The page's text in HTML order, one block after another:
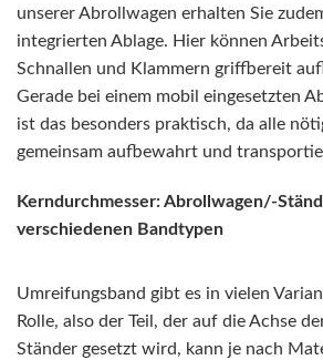
unserer Abrollwagen erhalten Sie
integrierten Ablage. Hier können
Schnallen und Klammern griffbereit
Gerade bei einem mobil eingesetzten
ist das besonders praktisch, da alle
gemeinsam aufbewahrt und
Kerndurchmesser: Abrollwagen/-
verschiedenen Bandtypen
Umreifungsband gibt es in vielen
Rolle, also der Teil, der auf die Achse
Ständer gesetzt wird, kann je nach